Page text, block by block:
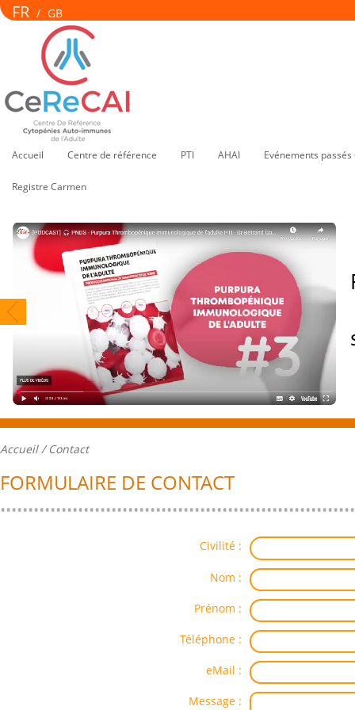
FR / GB
Accueil Centre de référence PTI AHAI Evénements
Registre Carmen
Accueil/ Contact
FORMULAIRE DE CONTACT
Civilité :
Nom :
Prénom :
Téléphone :
eMail :
Message :